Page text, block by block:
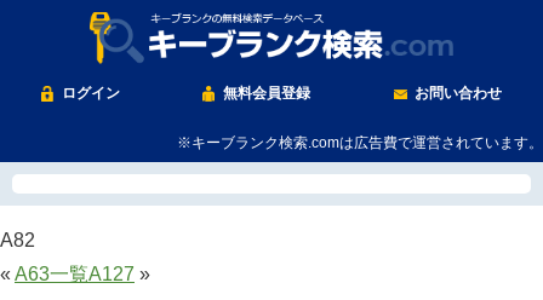
ログイン 無料会員登録 お問い合わせ
※キーブランク検索.comは広告費で運営されています。
A82
« A63一覧A127 »